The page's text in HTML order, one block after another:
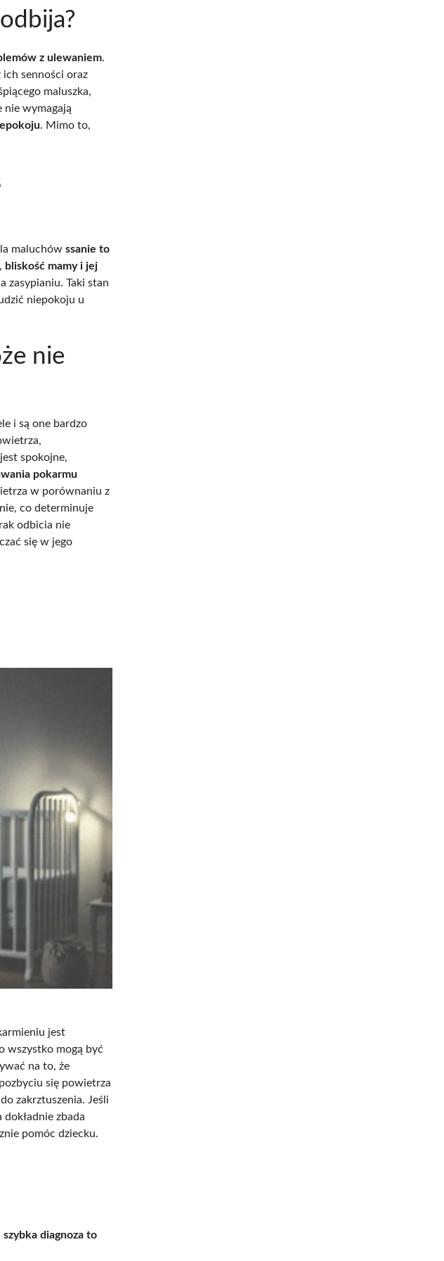
z ulewaniem.
senności oraz
maluszka,
nie wymagają
. Mimo to,
maluchów ssanie to
bliskość mamy i jej
zasypianiu. Taki stan
niepokoju u
nie
i są one bardzo
spokojne,
pokarmu
w porównaniu z
co determinuje
odbicia nie
się w jego
jest
wszystko mogą być
na to, że
się powietrza
zakrztuszenia. Jeśli
dokładnie zbada
pomóc dziecku.
szybka diagnoza to